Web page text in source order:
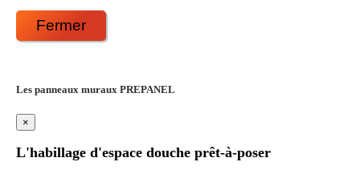
Fermer
Les panneaux muraux PREPANEL
×
L'habillage d'espace douche prêt-à-poser